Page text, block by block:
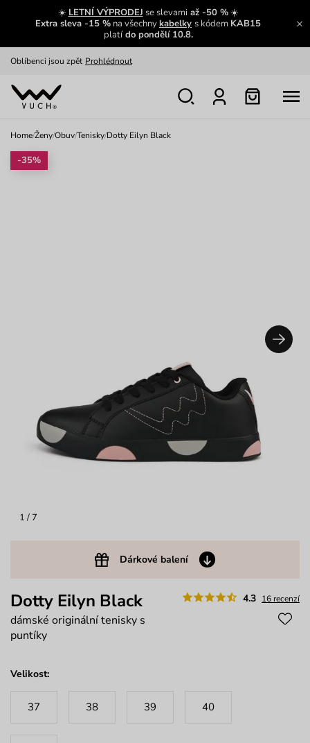
☀️ LETNÍ VÝPRODEJ se slevamiaž -50 %☀️
Extra sleva -15 % na všechnykabelky s kódem KAB15
platído pondělí 10.8.
Zajímavosti ze světa Vuch:
Zobrazit
Oblíbenci jsou zpět Prohlédnout
Nech se inspirovat
Home/Ženy/Obuv/Tenisky/Dotty Eilyn Black
1 / 7
Dárkové balení
-35%
4.3 16 recenzí
Dotty Eilyn Black
dámské originální tenisky s
puntíky
Velikost:
37 38 39 40